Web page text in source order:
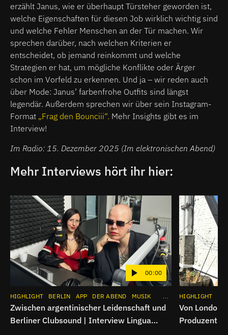
erzählt Janus, wie er überhaupt Türsteher geworden ist,
welche Eigenschaften für diesen Job wirklich wichtig sind
und welche Fehler Menschen an der Tür machen. Wir
sprechen darüber, nach welchen Kriterien er
entscheidet, ob jemand reinkommt und welche
Strategien er hat, um mögliche Konflikte oder Ärger
schon im Vorfeld zu erkennen. Und ja – wir reden auch
über Mode: Janus’ farbenfrohe Outfits sind längst
legendär. Außerdem sprechen wir über sein Instagram-
Format „Frag den Bounciii“. Mehr Insights gibt es im
Interview!
Im Radio: 15. Dezember 2025 (Im elektronischen Abend)
Mehr Interviews hört ihr hier:
00:00
HIGHLIGHT BERLIN APP DER ABEND MUSIK INSTAGRAM
Zwischen argentinischer Leidenschaft und
Berliner Clubsound | Interview Lingua
HIGHLIGHT
Von London